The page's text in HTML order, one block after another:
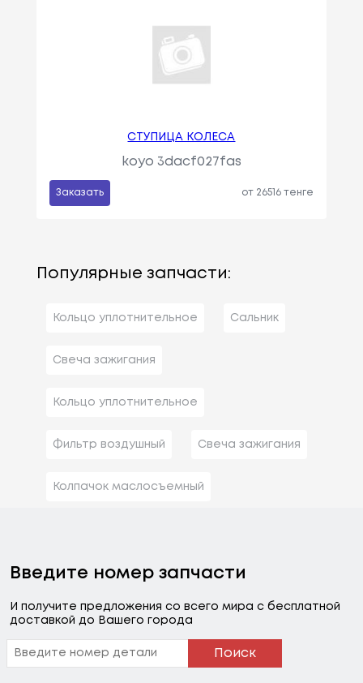
СТУПИЦА КОЛЕСА
koyo 3dacf027fas
Заказать от 26516 тенге
Популярные запчасти:
Кольцо уплотнительное Сальник
Свеча зажигания
Кольцо уплотнительное
Фильтр воздушный Свеча зажигания
Колпачок маслосъемный
Введите номер запчасти
И получите предложения со всего мира с бесплатной
доставкой до Вашего города
Поиск